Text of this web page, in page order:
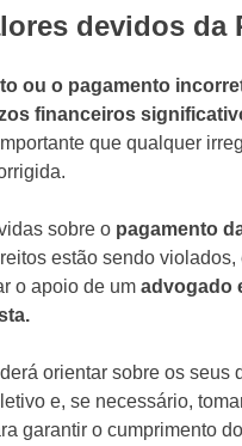
devidos da
ou o pagamento
financeiros
que qualquer
sobre o pagamento
estão sendo violados,
o apoio de um advogado
orientar sobre os seus
e, se necessário,
garantir o cumprimento